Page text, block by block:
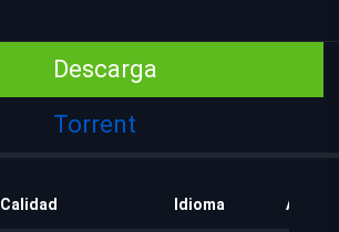
Descarga
Torrent
Calidad Idioma